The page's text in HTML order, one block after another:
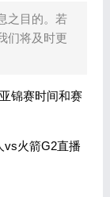
之目的。若
们将及时更
锦赛时间和赛
vs火箭G2直播